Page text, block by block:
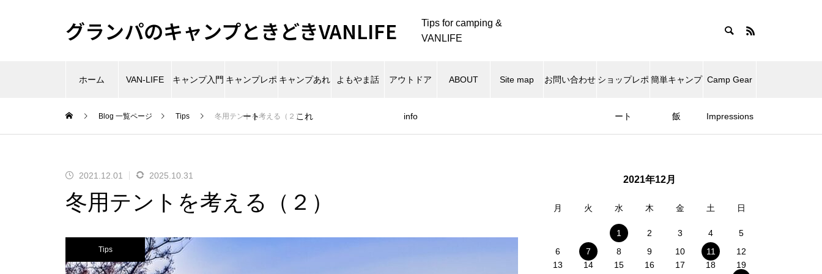
グランパのキャンプときどきVANLIFE
Tips for camping &
VANLIFE
ホーム VAN-LIFE キャンプ入門 キャンプレポ
ート
キャンプあれ
これ
よもやま話 アウトドア
info
ABOUT Site map お問い合わせ ショップレポ
ート
簡単キャンプ
飯
Camp Gear
Impressions
Blog 一覧ページ Tips 冬用テントを考える（２）
2021.12.01 2025.10.31
冬用テントを考える（２）
Tips
2021年12月
月 火 水 木 金 土 日
1 2 3 4
5
6
7 8 9 10 11
12
13
14 15 16 17 18
19